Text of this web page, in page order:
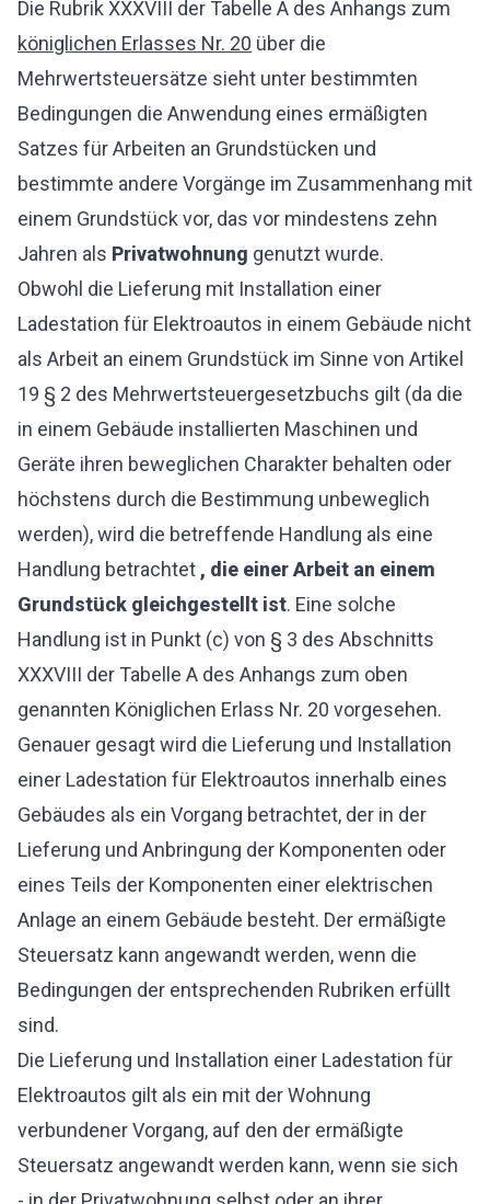
Die Rubrik XXXVIII der Tabelle A des Anhangs zum
königlichen Erlasses Nr. 20 über die
Mehrwertsteuersätze sieht unter bestimmten
Bedingungen die Anwendung eines ermäßigten
Satzes für Arbeiten an Grundstücken und
bestimmte andere Vorgänge im Zusammenhang mit
einem Grundstück vor, das vor mindestens zehn
Jahren als Privatwohnung genutzt wurde.
Obwohl die Lieferung mit Installation einer
Ladestation für Elektroautos in einem Gebäude nicht
als Arbeit an einem Grundstück im Sinne von Artikel
19 § 2 des Mehrwertsteuergesetzbuchs gilt (da die
in einem Gebäude installierten Maschinen und
Geräte ihren beweglichen Charakter behalten oder
höchstens durch die Bestimmung unbeweglich
werden), wird die betreffende Handlung als eine
Handlung betrachtet , die einer Arbeit an einem
Grundstück gleichgestellt ist. Eine solche
Handlung ist in Punkt (c) von § 3 des Abschnitts
XXXVIII der Tabelle A des Anhangs zum oben
genannten Königlichen Erlass Nr. 20 vorgesehen.
Genauer gesagt wird die Lieferung und Installation
einer Ladestation für Elektroautos innerhalb eines
Gebäudes als ein Vorgang betrachtet, der in der
Lieferung und Anbringung der Komponenten oder
eines Teils der Komponenten einer elektrischen
Anlage an einem Gebäude besteht. Der ermäßigte
Steuersatz kann angewandt werden, wenn die
Bedingungen der entsprechenden Rubriken erfüllt
sind.
Die Lieferung und Installation einer Ladestation für
Elektroautos gilt als ein mit der Wohnung
verbundener Vorgang, auf den der ermäßigte
Steuersatz angewandt werden kann, wenn sie sich